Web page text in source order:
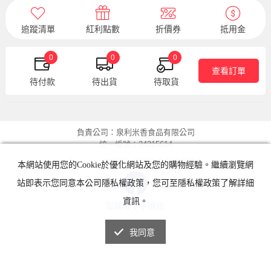
追蹤清單 紅利點數 折價券 抵用金
0
待付款
0
待出貨
0
待取貨
查看訂單
負責公司：泉利米香食品有限公司
統一編號：24215614
Copyright(C)2008. 版權為泉利米香所有
電腦版 | 手機版
本網站使用您的Cookie於優化網站及您的購物經驗。繼續瀏覽網
站即表示您同意本公司隱私權政策，您可至隱私權政策了解詳細
資訊。
我同意